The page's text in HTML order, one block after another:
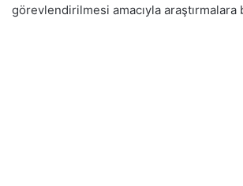
görevlendirilmesi amacıyla araştırmalara